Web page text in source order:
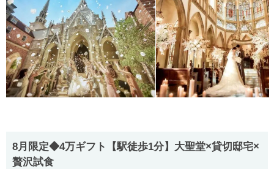
8月限定◆4万ギフト【駅徒歩1分】大聖堂×貸切邸宅×
贅沢試食